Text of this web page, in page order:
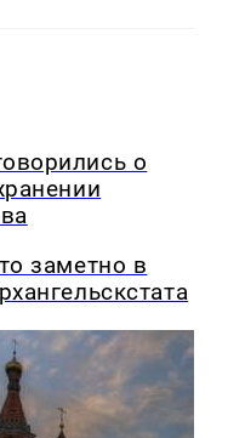
о
заметно в